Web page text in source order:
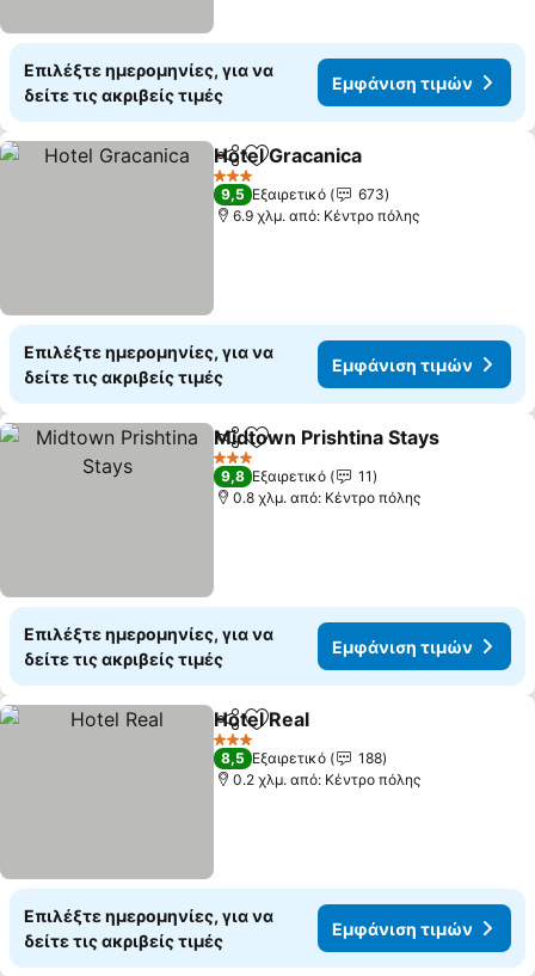
Επιλέξτε ημερομηνίες, για να
δείτε τις ακριβείς τιμές
Εμφάνιση τιμών
Κοινοποίηση
Προσθήκη στα αγαπημένα
Hotel Gracanica
3 Αστέρια
9,5 Εξαιρετικό
673
6.9 χλμ. από: Κέντρο πόλης
Επιλέξτε ημερομηνίες, για να
δείτε τις ακριβείς τιμές
Εμφάνιση τιμών
Κοινοποίηση
Προσθήκη στα αγαπημένα
Midtown Prishtina Stays
3 Αστέρια
9,8 Εξαιρετικό
11
0.8 χλμ. από: Κέντρο πόλης
Επιλέξτε ημερομηνίες, για να
δείτε τις ακριβείς τιμές
Εμφάνιση τιμών
Κοινοποίηση
Προσθήκη στα αγαπημένα
Hotel Real
3 Αστέρια
8,5 Εξαιρετικό
188
0.2 χλμ. από: Κέντρο πόλης
Επιλέξτε ημερομηνίες, για να
δείτε τις ακριβείς τιμές
Εμφάνιση τιμών